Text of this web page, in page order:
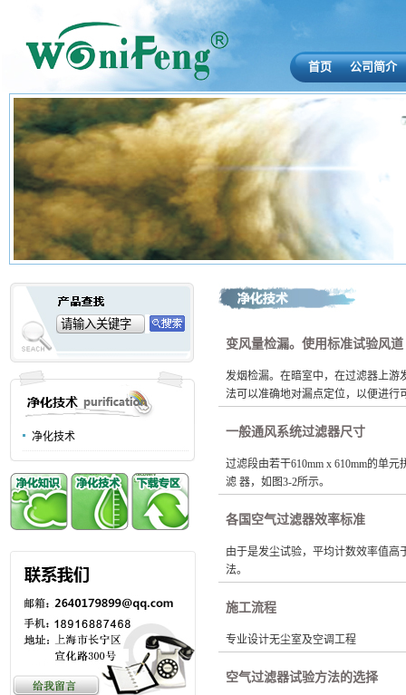
首页 公司简介
净化技术
变风量检漏。使用标准试验风道
发烟检漏。在暗室中，在过滤器上游
法可以准确地对漏点定位，以便进行
一般通风系统过滤器尺寸
过滤段由若干610mm x 610mm的单
滤 器，如图3-2所示。
各国空气过滤器效率标准
由于是发尘试验，平均计数效率值高
法。
施工流程
专业设计无尘室及空调工程
空气过滤器试验方法的选择